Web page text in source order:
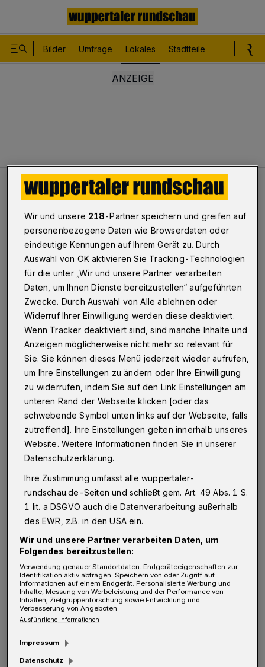
Bilder Umfrage Lokales Stadtteile
Lokales Die Liberalen...
Die Liberalen...
... haben es nach den jüngsten Wahlniederlagen im
Osten ja schon schwer genug. Deshalb machen wir
keine weiteren Witze, sondern sagen gleich die
Wahrheit über das Bild rechts: Es dokumentiert den
Auftakt zur Aktion "Wir werden Lebensretter", bei der
über 1.500 Erstklässler an 20 weiterführenden Schulen
eine 90-minütige Erste-Hilfe-Schulung mit
Schwerpunkt auf Personen mit Herzstillstand
absolvieren.
27.09.2014 , 00:00 Uhr Eine Minute Lesezeit
Der Startschuss fand jetzt in der
Gesamtschule Langerfeld statt — in
Anwesenheit von Oberbürgermeister Peter
Jung, der sich als Schirmherr der Aktion
begeistert von dieser Initiative zeigte, die Teil
der bundesweiten Kampagne "Ein Leben
Foto: Raina Seinsche
Wir und unsere 218-Partner speichern und greifen auf
personenbezogene Daten wie Browserdaten oder
eindeutige Kennungen auf Ihrem Gerät zu. Durch
Auswahl von OK aktivieren Sie Tracking-Technologien
für die unter „Wir und unsere Partner verarbeiten
Daten, um Ihnen Dienste bereitzustellen“ aufgeführten
Zwecke. Durch Auswahl von Alle ablehnen oder
Widerruf Ihrer Einwilligung werden diese deaktiviert.
Wenn Tracker deaktiviert sind, sind manche Inhalte und
Anzeigen möglicherweise nicht mehr so relevant für
Sie. Sie können dieses Menü jederzeit wieder aufrufen,
um Ihre Einstellungen zu ändern oder Ihre Einwilligung
zu widerrufen, indem Sie auf den Link Einstellungen am
unteren Rand der Webseite klicken [oder das
schwebende Symbol unten links auf der Webseite, falls
zutreffend]. Ihre Einstellungen gelten innerhalb unseres
Website. Weitere Informationen finden Sie in unserer
Datenschutzerklärung.
Ihre Zustimmung umfasst alle wuppertaler-
rundschau.de-Seiten und schließt gem. Art. 49 Abs. 1 S.
1 lit. a DSGVO auch die Datenverarbeitung außerhalb
des EWR, z.B. in den USA ein.
Wir und unsere Partner verarbeiten Daten, um
Folgendes bereitzustellen:
Verwendung genauer Standortdaten. Endgeräteeigenschaften zur
Identifikation aktiv abfragen. Speichern von oder Zugriff auf
Informationen auf einem Endgerät. Personalisierte Werbung und
Inhalte, Messung von Werbeleistung und der Performance von
Inhalten, Zielgruppenforschung sowie Entwicklung und
Verbesserung von Angeboten.
Ausführliche Informationen
Impressum
Datenschutz